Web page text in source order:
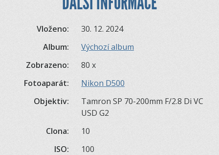
Vloženo:
30. 12. 2024
Album:
Výchozí album
Zobrazeno:
80 x
Fotoaparát:
Nikon D500
Objektiv:
Tamron SP 70-200mm F/2.8 Di VC
USD G2
Clona:
10
ISO:
100